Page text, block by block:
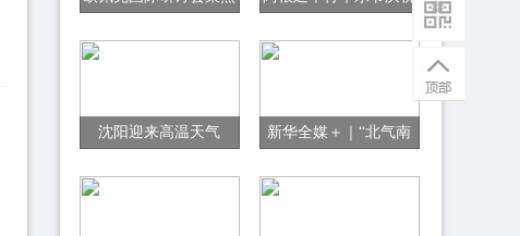
沈阳迎来高温天气
新华全媒＋｜“北气南
然气突破1000亿立方米